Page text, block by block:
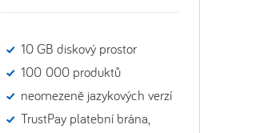
10 GB diskový prostor
100 000 produktů
neomezeně jazykových verzí
TrustPay platební brána,